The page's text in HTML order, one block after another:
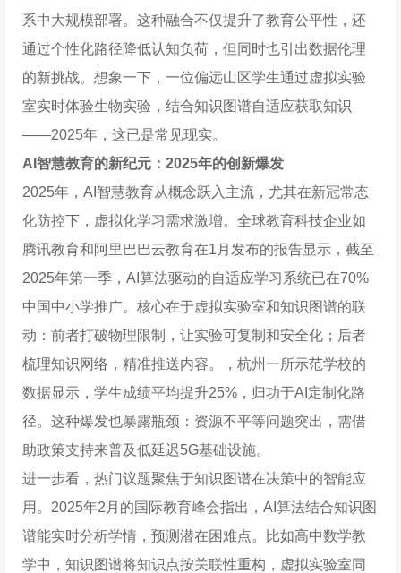
系中大规模部署。这种融合不仅提升了教育公平性，还
通过个性化路径降低认知负荷，但同时也引出数据伦理
的新挑战。想象一下，一位偏远山区学生通过虚拟实验
室实时体验生物实验，结合知识图谱自适应获取知识
——2025年，这已是常见现实。
AI智慧教育的新纪元：2025年的创新爆发
2025年，AI智慧教育从概念跃入主流，尤其在新冠常态
化防控下，虚拟化学习需求激增。全球教育科技企业如
腾讯教育和阿里巴巴云教育在1月发布的报告显示，截至
2025年第一季，AI算法驱动的自适应学习系统已在70%
中国中小学推广。核心在于虚拟实验室和知识图谱的联
动：前者打破物理限制，让实验可复制和安全化；后者
梳理知识网络，精准推送内容。，杭州一所示范学校的
数据显示，学生成绩平均提升25%，归功于AI定制化路
径。这种爆发也暴露瓶颈：资源不平等问题突出，需借
助政策支持来普及低延迟5G基础设施。
进一步看，热门议题聚焦于知识图谱在决策中的智能应
用。2025年2月的国际教育峰会指出，AI算法结合知识图
谱能实时分析学情，预测潜在困难点。比如高中数学教
学中，知识图谱将知识点按关联性重构，虚拟实验室同